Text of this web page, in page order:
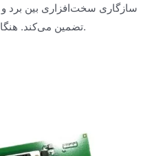
تضمین می‌کند. هنگام تعویض برد، لطفاً احتیاط کنید.